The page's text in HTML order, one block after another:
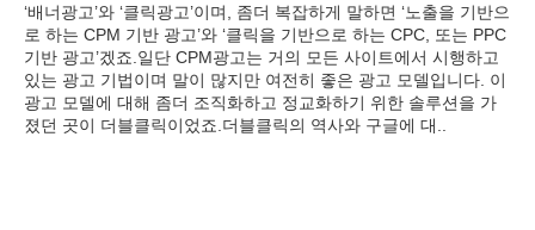
‘배너광고’와 ‘클릭광고’이며, 좀더 복잡하게 말하면 ‘노출을 기반으
로 하는 CPM 기반 광고’와 ‘클릭을 기반으로 하는 CPC, 또는 PPC
기반 광고’겠죠.일단 CPM광고는 거의 모든 사이트에서 시행하고
있는 광고 기법이며 말이 많지만 여전히 좋은 광고 모델입니다. 이
광고 모델에 대해 좀더 조직화하고 정교화하기 위한 솔루션을 가
졌던 곳이 더블클릭이었죠.더블클릭의 역사와 구글에 대..